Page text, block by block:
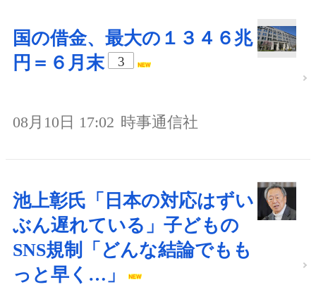
国の借金、最大の１３４６兆
円＝６月末
3
08月10日 17:02 時事通信社
池上彰氏「日本の対応はずい
ぶん遅れている」子どもの
SNS規制「どんな結論でもも
っと早く…」